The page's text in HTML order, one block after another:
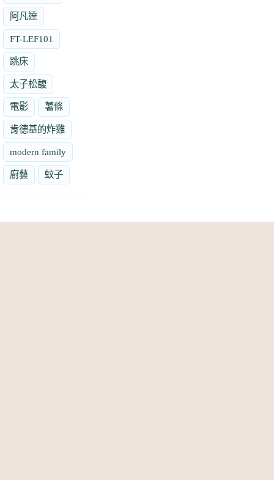
阿凡達
FT-LEF101
跳床
太子松馥
電影 薯條
肯德基的炸雞
modern family
廚藝 蚊子